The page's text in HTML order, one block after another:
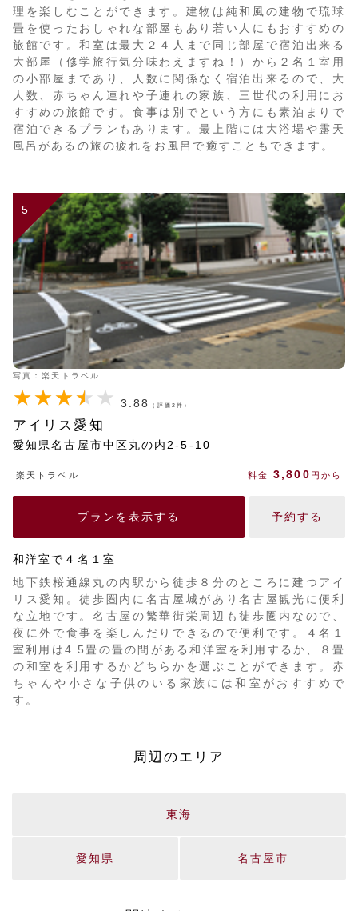
理を楽しむことができます。建物は純和風の建物で琉球
畳を使ったおしゃれな部屋もあり若い人にもおすすめの
旅館です。和室は最大２４人まで同じ部屋で宿泊出来る
大部屋（修学旅行気分味わえますね！）から２名１室用
の小部屋まであり、人数に関係なく宿泊出来るので、大
人数、赤ちゃん連れや子連れの家族、三世代の利用にお
すすめの旅館です。食事は別でという方にも素泊まりで
宿泊できるプランもあります。最上階には大浴場や露天
風呂があるの旅の疲れをお風呂で癒すこともできます。
5
写真：楽天トラベル
3.88 （評価2件）
アイリス愛知
愛知県名古屋市中区丸の内2-5-10
和洋室で４名１室
地下鉄桜通線丸の内駅から徒歩８分のところに建つアイ
リス愛知。徒歩圏内に名古屋城があり名古屋観光に便利
な立地です。名古屋の繁華街栄周辺も徒歩圏内なので、
夜に外で食事を楽しんだりできるので便利です。４名１
室利用は4.5畳の畳の間がある和洋室を利用するか、８畳
の和室を利用するかどちらかを選ぶことができます。赤
ちゃんや小さな子供のいる家族には和室がおすすめで
す。
楽天トラベル 料金 3,800 円から
プランを表示する 予約する
周辺のエリア
名古屋市
愛知県
東海